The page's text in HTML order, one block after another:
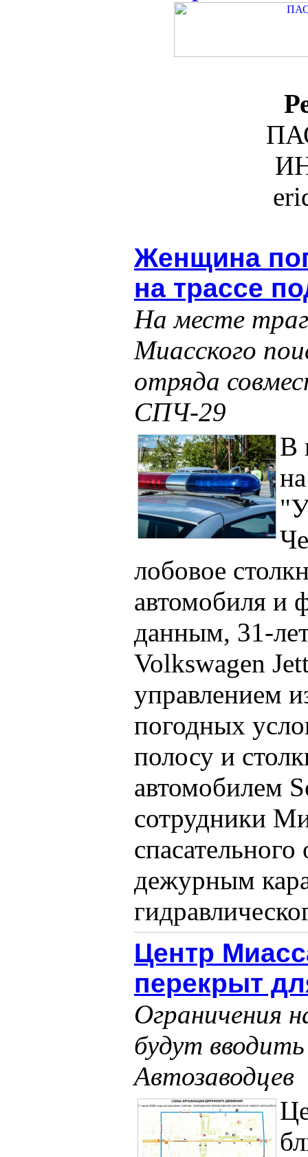
Женщина
на трассе
На месте
Миасского
отряда
СПЧ-29
В
лобовое
автомобиля и
данным, 31-
Volkswagen
управлением
погодных
полосу и
автомобилем
сотрудники
дежурным
Центр
перекрыт
Ограничения
будут
Автозаводцев